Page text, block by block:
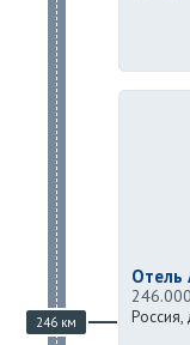
246 км
Отель
Россия,